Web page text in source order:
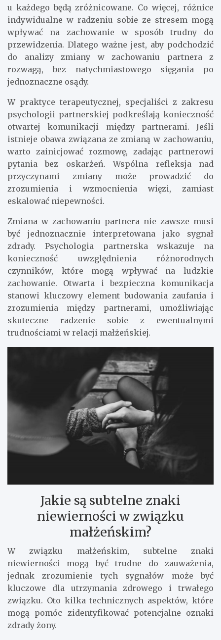
u każdego będą zróżnicowane. Co więcej, różnice
indywidualne w radzeniu sobie ze stresem mogą
wpływać na zachowanie w sposób trudny do
przewidzenia. Dlatego ważne jest, aby podchodzić
do analizy zmiany w zachowaniu partnera z
rozwagą, bez natychmiastowego sięgania po
jednoznaczne osądy.
W praktyce terapeutycznej, specjaliści z zakresu
psychologii partnerskiej podkreślają konieczność
otwartej komunikacji między partnerami. Jeśli
istnieje obawa związana ze zmianą w zachowaniu,
warto zainicjować rozmowę, zadając partnerowi
pytania bez oskarżeń. Wspólna refleksja nad
przyczynami zmiany może prowadzić do
zrozumienia i wzmocnienia więzi, zamiast
eskalować niepewności.
Zmiana w zachowaniu partnera nie zawsze musi
być jednoznacznie interpretowana jako sygnał
zdrady. Psychologia partnerska wskazuje na
konieczność uwzględnienia różnorodnych
czynników, które mogą wpływać na ludzkie
zachowanie. Otwarta i bezpieczna komunikacja
stanowi kluczowy element budowania zaufania i
zrozumienia między partnerami, umożliwiając
skuteczne radzenie sobie z ewentualnymi
trudnościami w relacji małżeńskiej.
Jakie są subtelne znaki
niewierności w związku
małżeńskim?
W związku małżeńskim, subtelne znaki
niewierności mogą być trudne do zauważenia,
jednak zrozumienie tych sygnałów może być
kluczowe dla utrzymania zdrowego i trwałego
związku. Oto kilka technicznych aspektów, które
mogą pomóc zidentyfikować potencjalne oznaki
zdrady żony.